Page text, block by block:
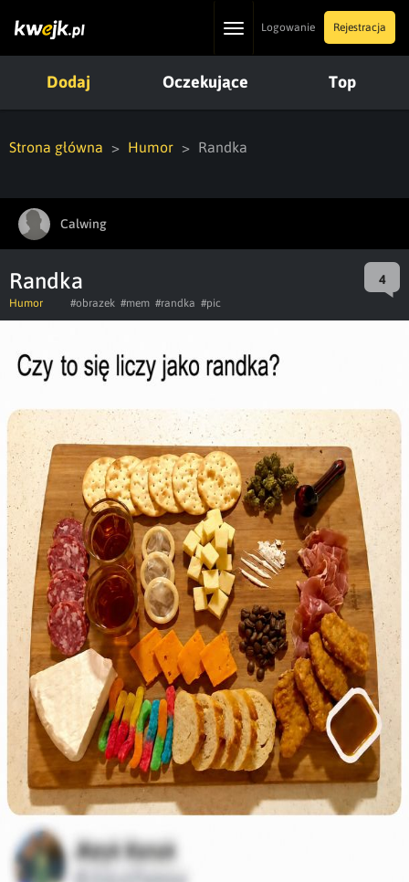
ToggleLogowanie Rejestracja
Dodaj Oczekujące Top
Strona główna Humor Randka
Calwing
Randka 4
Humor #obrazek #mem #randka #pic